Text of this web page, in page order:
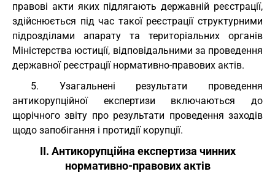
правові акти яких підлягають державній реєстрації,
здійснюється під час такої реєстрації структурними
підрозділами апарату та територіальних органів
Міністерства юстиції, відповідальними за проведення
державної реєстрації нормативно-правових актів.
5. Узагальнені результати проведення
антикорупційної експертизи включаються до
щорічного звіту про результати проведення заходів
щодо запобігання і протидії корупції.
II. Антикорупційна експертиза чинних
нормативно-правових актів